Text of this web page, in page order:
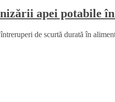
apei potabile în
de scurtă durată în